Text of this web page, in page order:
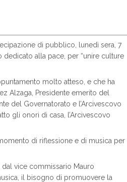
di pubblico, lunedì sera, 7
alla pace, per “unire culture
molto atteso, e che ha
Alzaga, Presidente emerito del
del Governatorato e l’Arcivescovo
gli onori di casa, l’Arcivescovo
di riflessione e di musica per
dal vice commissario Mauro
il bisogno di promuovere la